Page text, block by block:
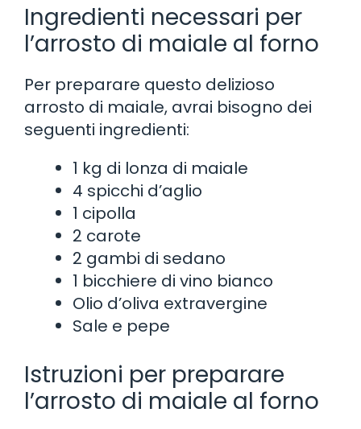
Ingredienti necessari per
l’arrosto di maiale al forno
Per preparare questo delizioso
arrosto di maiale, avrai bisogno dei
seguenti ingredienti:
1 kg di lonza di maiale
4 spicchi d’aglio
1 cipolla
2 carote
2 gambi di sedano
1 bicchiere di vino bianco
Olio d’oliva extravergine
Sale e pepe
Istruzioni per preparare
l’arrosto di maiale al forno